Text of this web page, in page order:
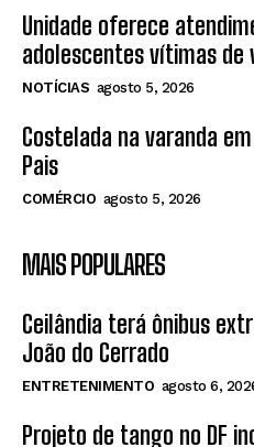
Unidade oferece
adolescentes vítimas de
NOTÍCIAS agosto 5, 2026
Costelada na varanda
Pais
COMÉRCIO agosto 5, 2026
MAIS POPULARES
Ceilândia terá ônibus
João do Cerrado
ENTRETENIMENTO agosto 6,
Projeto de tango no DF